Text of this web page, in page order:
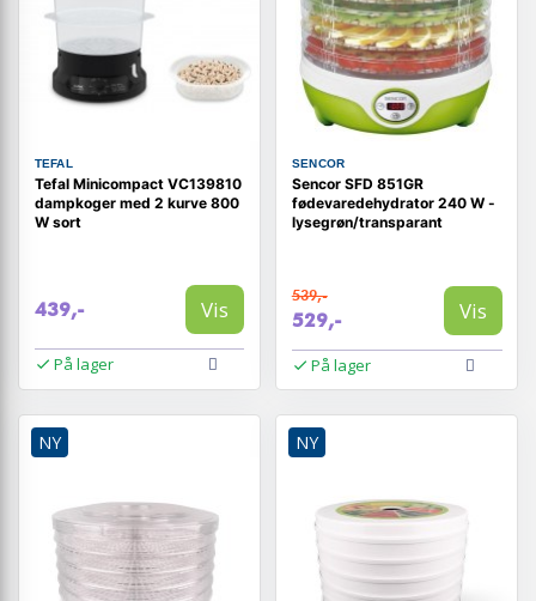
TEFAL
Tefal Minicompact VC139810
dampkoger med 2 kurve 800
W sort
439,- Vis
På lager
SENCOR
Sencor SFD 851GR
fødevaredehydrator 240 W -
lysegrøn/transparant
539,-
529,- Vis
På lager
NY NY